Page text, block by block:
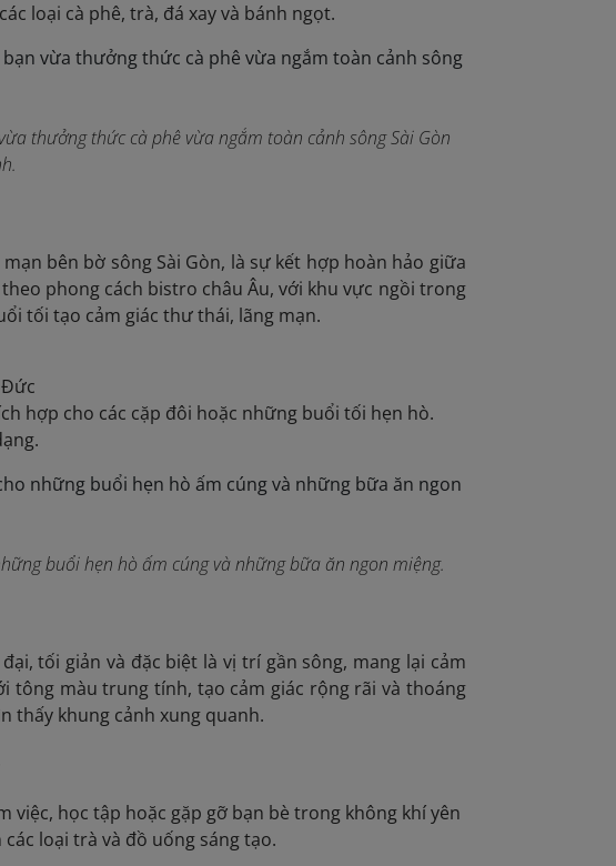
loại cà phê, trà, đá xay và bánh ngọt.
thưởng thức cà phê vừa ngắm toàn cảnh sông Sài Gòn
bên bờ sông Sài Gòn, là sự kết hợp hoàn hảo giữa
phong cách bistro châu Âu, với khu vực ngồi trong
tối tạo cảm giác thư thái, lãng mạn.
Đức
hợp cho các cặp đôi hoặc những buổi tối hẹn hò.
buổi hẹn hò ấm cúng và những bữa ăn ngon miệng.
tối giản và đặc biệt là vị trí gần sông, mang lại cảm
tông màu trung tính, tạo cảm giác rộng rãi và thoáng
thấy khung cảnh xung quanh.
học tập hoặc gặp gỡ bạn bè trong không khí yên
loại trà và đồ uống sáng tạo.